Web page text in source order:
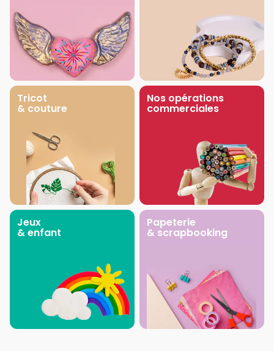
Tricot
& couture
Nos opérations
commerciales
Jeux
& enfant
Papeterie
& scrapbooking